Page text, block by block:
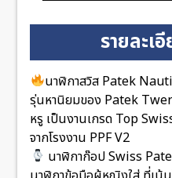
รายละเ
นาฬิกาสวิส Patek
รุ่นหานิยมของ Patek
หรู เป็นงานเกรด Top
จากโรงงาน PPF V2
นาฬิกาก๊อป Swiss